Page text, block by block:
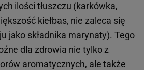
ilości tłuszczu (karkówka,
kiełbas, nie zaleca się
jako składnika marynaty). Tego
dla zdrowia nie tylko z
aromatycznych, ale także